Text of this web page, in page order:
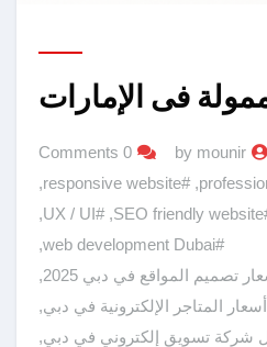
فى الإمارات
by mounir
0 Comments
,
#responsive website
,
,
#UX / UI
,
#web development Dubai
,
تصميم المواقع في دبي 2025
,
المتاجر الإلكترونية في دبي,
شركة تسويق إلكتروني في دبي,